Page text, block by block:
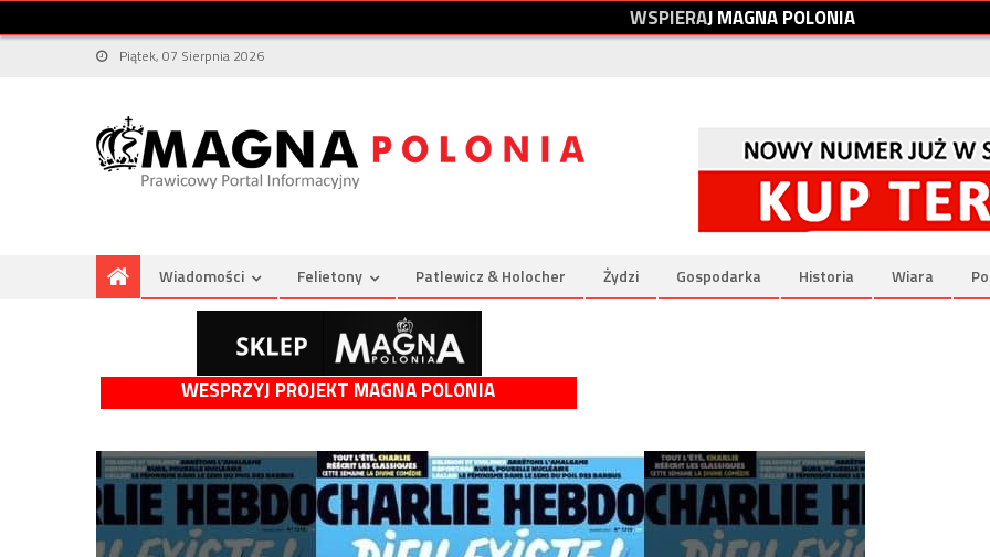
WSPIERAJMAGNAPOLONIA
Piątek, 07 Sierpnia 2026
Wiadomości Felietony Patlewicz & Holocher Żydzi Gospodarka Historia Wiara
WESPRZYJ PROJEKT MAGNA POLONIA